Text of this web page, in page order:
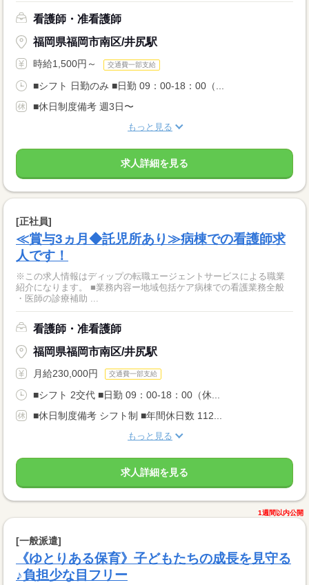
看護師・准看護師
福岡県福岡市南区/井尻駅
時給1,500円～ 交通費一部支給
■シフト 日勤のみ ■日勤 09：00-18：00（...
■休日制度備考 週3日〜
もっと見る
求人詳細を見る
[正社員]
≪賞与3ヵ月◆託児所あり≫病棟での看護師求
人です！
※この求人情報はディップの転職エージェントサービスによる職業
紹介になります。 ■業務内容ー地域包括ケア病棟での看護業務全般
・医師の診療補助 ...
看護師・准看護師
福岡県福岡市南区/井尻駅
月給230,000円 交通費一部支給
■シフト 2交代 ■日勤 09：00-18：00（休...
■休日制度備考 シフト制 ■年間休日数 112...
もっと見る
求人詳細を見る
1週間以内公開
[一般派遣]
《ゆとりある保育》子どもたちの成長を見守る
♪負担少な目フリー